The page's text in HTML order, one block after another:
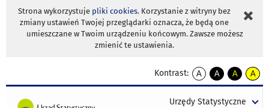
Strona wykorzystuje pliki cookies. Korzystanie z witryny bez
zmiany ustawień Twojej przeglądarki oznacza, że będą one
umieszczane w Twoim urządzeniu końcowym. Zawsze możesz
zmienić te ustawienia.
Kontrast:
A
kontrast
A
kontrast
tekst
A
kontrast
tekst
A
tekst
Urzędy Statystyczne